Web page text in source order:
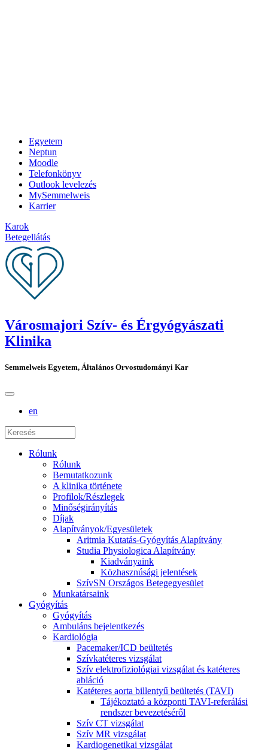
Egyetem
Neptun
Moodle
Telefonkönyv
Outlook levelezés
MySemmelweis
Karrier
Karok
Betegellátás
Városmajori Szív- és Érgyógyászati
Klinika
Semmelweis Egyetem, Általános Orvostudományi Kar
en
Rólunk
Rólunk
Bemutatkozunk
A klinika története
Profilok/Részlegek
Minőségirányítás
Díjak
Alapítványok/Egyesületek
Aritmia Kutatás-Gyógyítás Alapítvány
Studia Physiologica Alapítvány
Kiadványaink
Közhasznúsági jelentések
SzívSN Országos Betegegyesület
Munkatársaink
Gyógyítás
Gyógyítás
Ambuláns bejelentkezés
Kardiológia
Pacemaker/ICD beültetés
Szívkatéteres vizsgálat
Szív elektrofiziológiai vizsgálat és katéteres
abláció
Katéteres aorta billentyű beültetés (TAVI)
Tájékoztató a központi TAVI-referálási
rendszer bevezetéséről
Szív CT vizsgálat
Szív MR vizsgálat
Kardiogenetikai vizsgálat